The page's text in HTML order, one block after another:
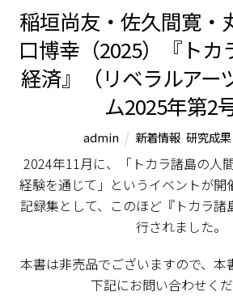
稲垣尚友・佐久間寛・
口博幸（2025）『トカ
経済』（リベラルアー
ム2025年第2号
admin 新着情報 研究成
2024年11月に、「トカラ諸島の人
経験を通じて」というイベントが開
記録集として、このほど『トカラ諸
行されました。
本書は非売品でございますので、本
下記にお問い合わせくだ